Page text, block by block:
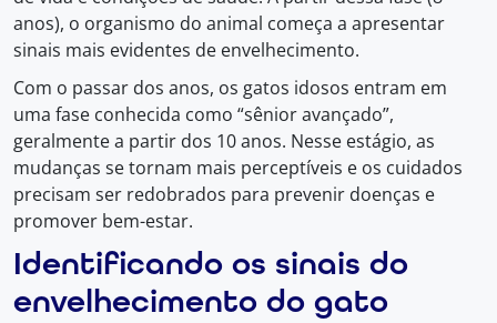
anos), o organismo do animal começa a apresentar
sinais mais evidentes de envelhecimento.
Com o passar dos anos, os gatos idosos entram em
uma fase conhecida como “sênior avançado”,
geralmente a partir dos 10 anos. Nesse estágio, as
mudanças se tornam mais perceptíveis e os cuidados
precisam ser redobrados para prevenir doenças e
promover bem-estar.
Identificando os sinais do
envelhecimento do gato